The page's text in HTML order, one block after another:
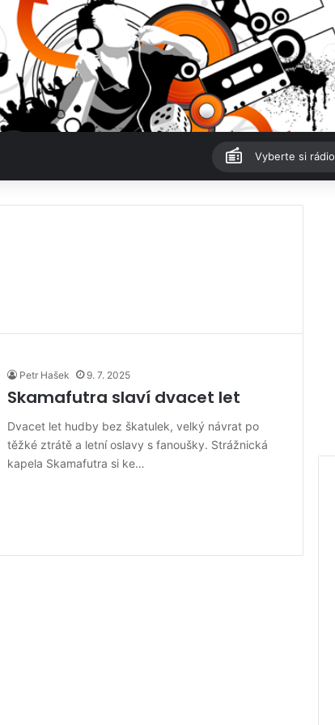
Vyberte si rádio
Petr Hašek 9. 7. 2025
Skamafutra slaví dvacet let
Dvacet let hudby bez škatulek, velký návrat po
těžké ztrátě a letní oslavy s fanoušky. Strážnická
kapela Skamafutra si ke…